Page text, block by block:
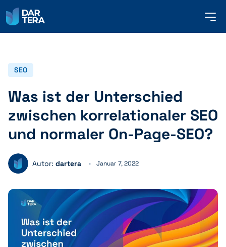
SERVICES
REFERENZEN
DEUTSCH
SEO
Was ist der Unterschied
zwischen korrelationaler SEO
und normaler On-Page-SEO?
Autor: dartera Januar 7, 2022